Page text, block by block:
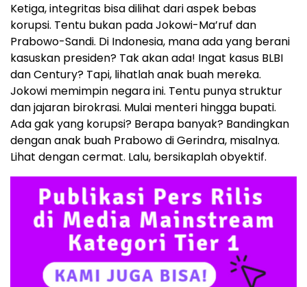
Ketiga, integritas bisa dilihat dari aspek bebas
korupsi. Tentu bukan pada Jokowi-Ma’ruf dan
Prabowo-Sandi. Di Indonesia, mana ada yang berani
kasuskan presiden? Tak akan ada! Ingat kasus BLBI
dan Century? Tapi, lihatlah anak buah mereka.
Jokowi memimpin negara ini. Tentu punya struktur
dan jajaran birokrasi. Mulai menteri hingga bupati.
Ada gak yang korupsi? Berapa banyak? Bandingkan
dengan anak buah Prabowo di Gerindra, misalnya.
Lihat dengan cermat. Lalu, bersikaplah obyektif.